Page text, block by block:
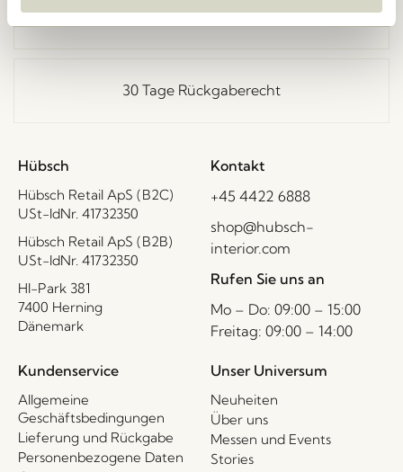
Lieferung 1-4 Werktage
30 Tage Rückgaberecht
Hübsch
Hübsch Retail ApS (B2C)
USt-IdNr. 41732350
Hübsch Retail ApS (B2B)
USt-IdNr. 41732350
HI-Park 381
7400 Herning
Dänemark
Kontakt
+45 4422 6888
shop@hubsch-
interior.com
Rufen Sie uns an
Mo – Do: 09:00 – 15:00
Freitag: 09:00 – 14:00
Kundenservice
Allgemeine
Geschäftsbedingungen
Lieferung und Rückgabe
Personenbezogene Daten
Unser Universum
Neuheiten
Über uns
Messen und Events
Stories